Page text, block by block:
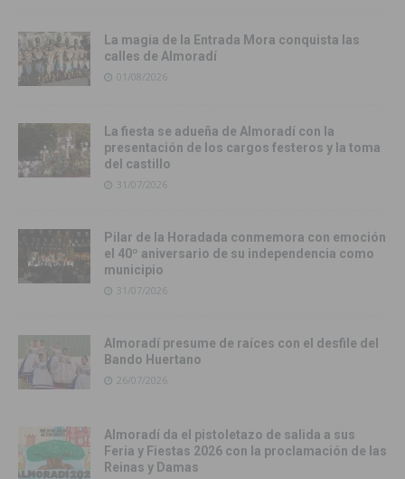
La magia de la Entrada Mora conquista las
calles de Almoradí
01/08/2026
La fiesta se adueña de Almoradí con la
presentación de los cargos festeros y la toma
del castillo
31/07/2026
Pilar de la Horadada conmemora con emoción
el 40º aniversario de su independencia como
municipio
31/07/2026
Almoradí presume de raíces con el desfile del
Bando Huertano
26/07/2026
Almoradí da el pistoletazo de salida a sus
Feria y Fiestas 2026 con la proclamación de las
Reinas y Damas